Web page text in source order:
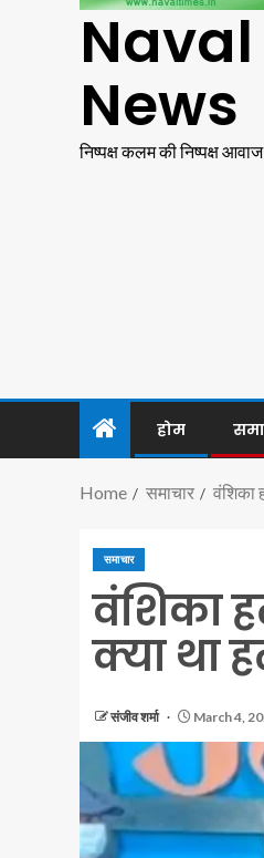
News
निष्पक्ष कलम की निष्पक्ष आवाज
होम
Home समाचार वंशिका
समाचार
वंशिका
क्या था
संजीव शर्मा March 4,